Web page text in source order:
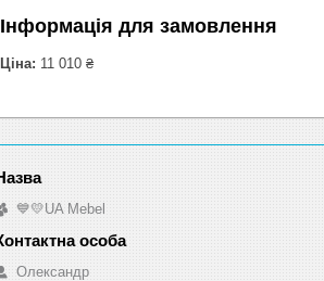
Інформація для замовлення
Ціна: 11 010 ₴
💙💛UA Mebel
Олександр